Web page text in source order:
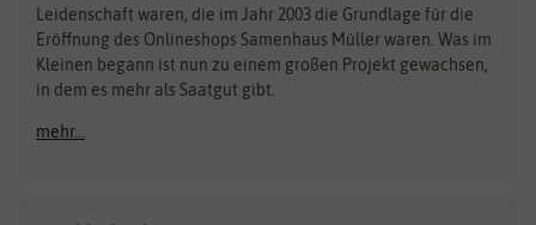
Kataloge
Schnäppchen
Anzucht & Gartenzubehör
Anzuchtschalen
Blumicorn
Bûten Birds
Fertil
Flora Elite
Leidenschaft waren, die im Jahr 2003 die Grundlage für die
Eröffnung des Onlineshops Samenhaus Müller waren. Was im
Kleinen begann ist nun zu einem großen Projekt gewachsen,
in dem es mehr als Saatgut gibt.
mehr...